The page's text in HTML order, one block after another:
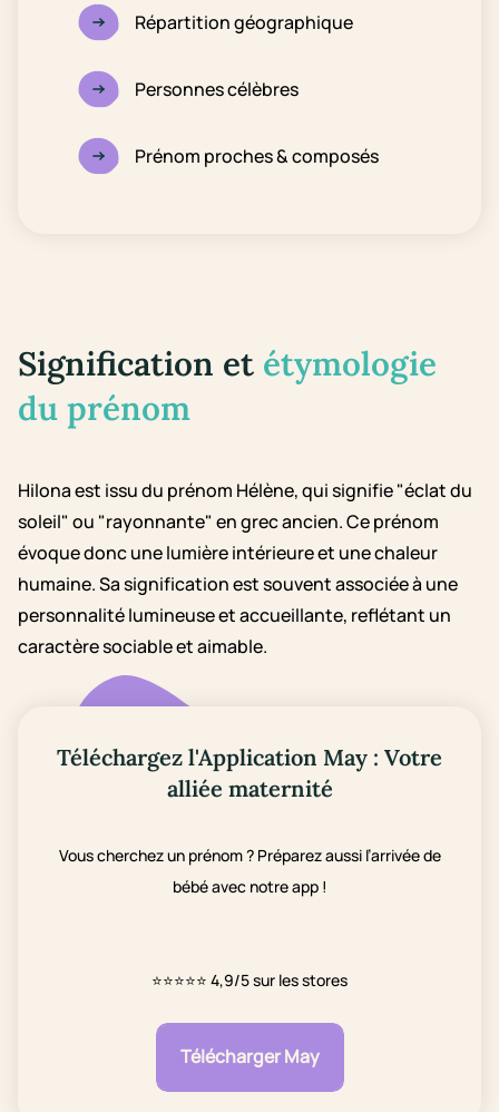
Répartition géographique
Personnes célèbres
Prénom proches & composés
Signification et étymologie
du prénom
Hilona est issu du prénom Hélène, qui signifie "éclat du
soleil" ou "rayonnante" en grec ancien. Ce prénom
évoque donc une lumière intérieure et une chaleur
humaine. Sa signification est souvent associée à une
personnalité lumineuse et accueillante, reflétant un
caractère sociable et aimable.
Téléchargez l'Application May : Votre
alliée maternité
Vous cherchez un prénom ? Préparez aussi l’arrivée de
bébé avec notre app !
⭐⭐⭐⭐⭐ 4,9/5 sur les stores
Télécharger May